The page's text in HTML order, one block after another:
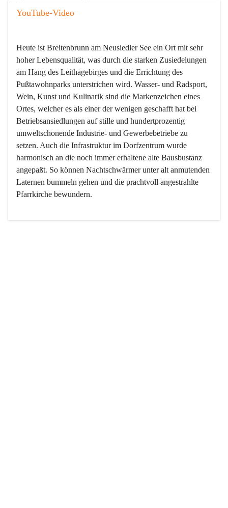
YouTube-Video
Heute ist Breitenbrunn am Neusiedler See ein Ort mit sehr
hoher Lebensqualität, was durch die starken Zusiedelungen
am Hang des Leithagebirges und die Errichtung des
Pußtawohnparks unterstrichen wird. Wasser- und Radsport,
Wein, Kunst und Kulinarik sind die Markenzeichen eines
Ortes, welcher es als einer der wenigen geschafft hat bei
Betriebsansiedlungen auf stille und hundertprozentig
umweltschonende Industrie- und Gewerbebetriebe zu
setzen. Auch die Infrastruktur im Dorfzentrum wurde
harmonisch an die noch immer erhaltene alte Bausbustanz
angepaßt. So können Nachtschwärmer unter alt anmutenden
Laternen bummeln gehen und die prachtvoll angestrahlte
Pfarrkirche bewundern.
Der Weinbau dominert heute nicht mehr, ist aber integrativer